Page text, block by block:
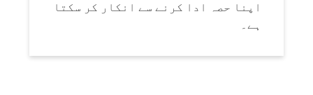
اپنا حصہ ادا کرنے سے انکار کر سکتا
ہے۔